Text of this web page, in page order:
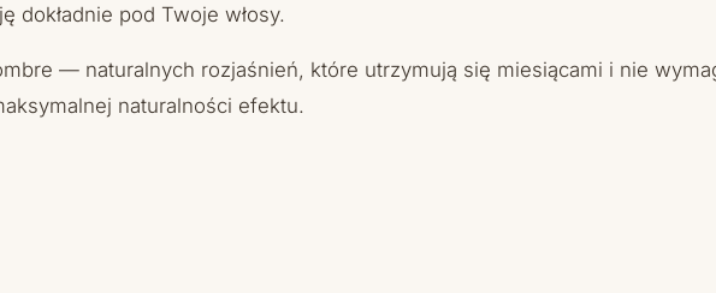
dokładnie pod Twoje włosy.
— naturalnych rozjaśnień, które utrzymują się miesiącami i nie
naturalności efektu.